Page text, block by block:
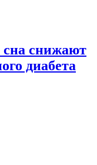
снижают
диабета